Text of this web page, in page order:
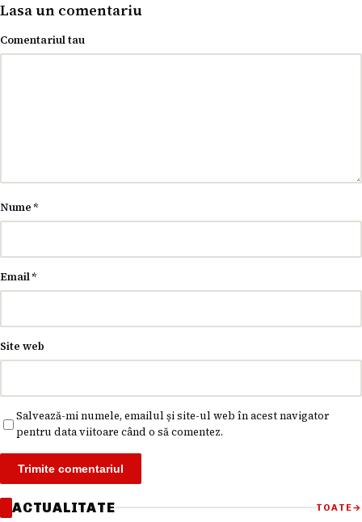
Lasa un comentariu
Comentariul tau
Nume*
Email*
Site web
Salvează-mi numele, emailul și site-ul web în acest navigator
pentru data viitoare când o să comentez.
ACTUALITATE TOATE→